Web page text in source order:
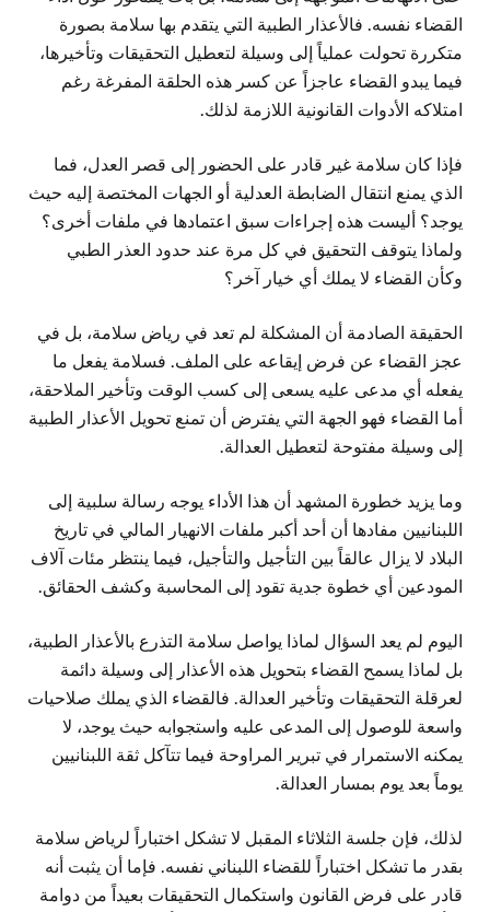
القضاء نفسه. فالأعذار الطبية التي يتقدم بها سلامة بصورة
متكررة تحولت عملياً إلى وسيلة لتعطيل التحقيقات وتأخيرها،
فيما يبدو القضاء عاجزاً عن كسر هذه الحلقة المفرغة رغم
امتلاكه الأدوات القانونية اللازمة لذلك.
فإذا كان سلامة غير قادر على الحضور إلى قصر العدل، فما
الذي يمنع انتقال الضابطة العدلية أو الجهات المختصة إليه حيث
يوجد؟ أليست هذه إجراءات سبق اعتمادها في ملفات أخرى؟
ولماذا يتوقف التحقيق في كل مرة عند حدود العذر الطبي
وكأن القضاء لا يملك أي خيار آخر؟
الحقيقة الصادمة أن المشكلة لم تعد في رياض سلامة، بل في
عجز القضاء عن فرض إيقاعه على الملف. فسلامة يفعل ما
يفعله أي مدعى عليه يسعى إلى كسب الوقت وتأخير الملاحقة،
أما القضاء فهو الجهة التي يفترض أن تمنع تحويل الأعذار الطبية
إلى وسيلة مفتوحة لتعطيل العدالة.
وما يزيد خطورة المشهد أن هذا الأداء يوجه رسالة سلبية إلى
اللبنانيين مفادها أن أحد أكبر ملفات الانهيار المالي في تاريخ
البلاد لا يزال عالقاً بين التأجيل والتأجيل، فيما ينتظر مئات آلاف
المودعين أي خطوة جدية تقود إلى المحاسبة وكشف الحقائق.
اليوم لم يعد السؤال لماذا يواصل سلامة التذرع بالأعذار الطبية،
بل لماذا يسمح القضاء بتحويل هذه الأعذار إلى وسيلة دائمة
لعرقلة التحقيقات وتأخير العدالة. فالقضاء الذي يملك صلاحيات
واسعة للوصول إلى المدعى عليه واستجوابه حيث يوجد، لا
يمكنه الاستمرار في تبرير المراوحة فيما تتآكل ثقة اللبنانيين
يوماً بعد يوم بمسار العدالة.
لذلك، فإن جلسة الثلاثاء المقبل لا تشكل اختباراً لرياض سلامة
بقدر ما تشكل اختباراً للقضاء اللبناني نفسه. فإما أن يثبت أنه
قادر على فرض القانون واستكمال التحقيقات بعيداً من دوامة